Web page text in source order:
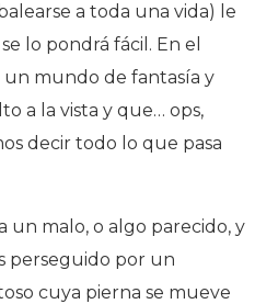
a toda una vida) le
lo pondrá fácil. En el
mundo de fantasía y
a la vista y que… ops,
decir todo lo que pasa
un malo, o algo parecido, y
perseguido por un
cuya pierna se mueve